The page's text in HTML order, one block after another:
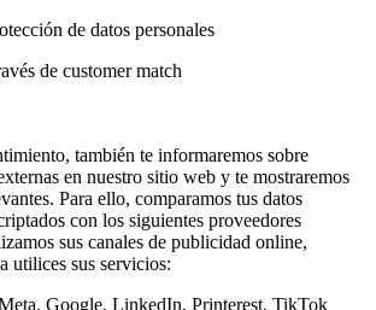
de datos personales
de customer match
también te informaremos sobre
en nuestro sitio web y te mostraremos
Para ello, comparamos tus datos
con los siguientes proveedores
sus canales de publicidad online,
utilices sus servicios:
Google, LinkedIn, Printerest, TikTok